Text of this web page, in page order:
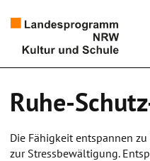
Künstlerpool
Schulen
Ruhe-
Die Fähigkeit entspannen
zur Stressbewältigung.